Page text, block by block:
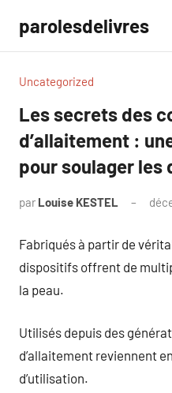
contenu
parolesdelivres
Uncategorized
Les secrets des
d’allaitement :
pour soulager les
par Louise KESTEL
Fabriqués à partir de
dispositifs offrent de
la peau.
Utilisés depuis des
d’allaitement reviennent
d’utilisation.